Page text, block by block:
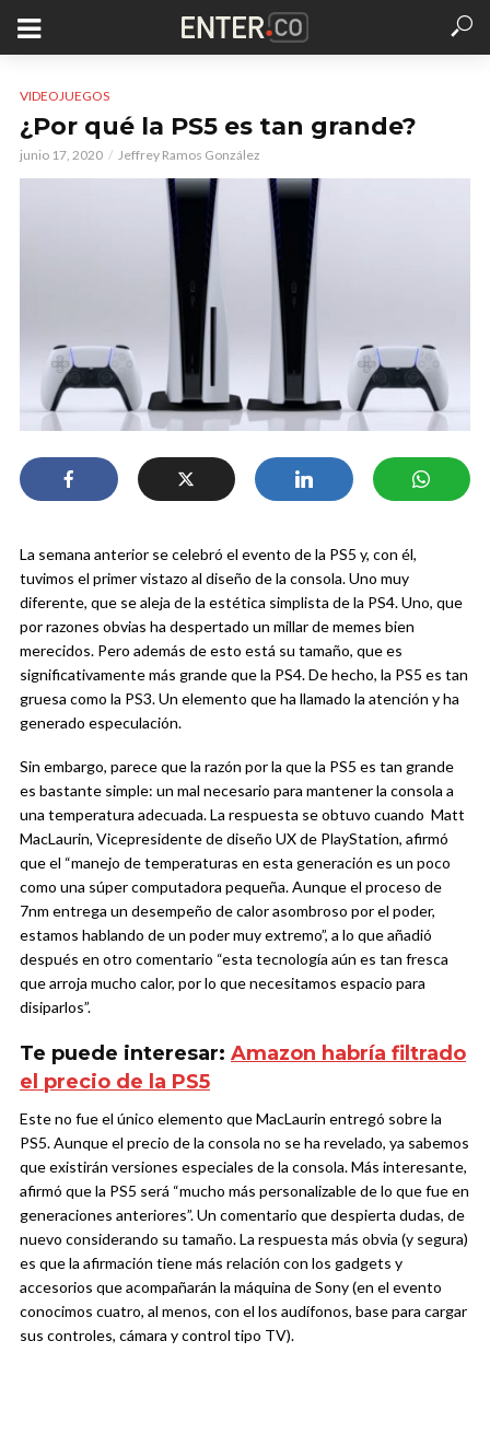
VIDEOJUEGOS
¿Por qué la PS5 es tan grande?
junio 17, 2020 Jeffrey Ramos González
La semana anterior se celebró el evento de la PS5 y, con él,
tuvimos el primer vistazo al diseño de la consola. Uno muy
diferente, que se aleja de la estética simplista de la PS4. Uno, que
por razones obvias ha despertado un millar de memes bien
merecidos. Pero además de esto está su tamaño, que es
significativamente más grande que la PS4. De hecho, la PS5 es tan
gruesa como la PS3. Un elemento que ha llamado la atención y ha
generado especulación.
Sin embargo, parece que la razón por la que la PS5 es tan grande
es bastante simple: un mal necesario para mantener la consola a
una temperatura adecuada. La respuesta se obtuvo cuando Matt
MacLaurin, Vicepresidente de diseño UX de PlayStation, afirmó
que el “manejo de temperaturas en esta generación es un poco
como una súper computadora pequeña. Aunque el proceso de
7nm entrega un desempeño de calor asombroso por el poder,
estamos hablando de un poder muy extremo”, a lo que añadió
después en otro comentario “esta tecnología aún es tan fresca
que arroja mucho calor, por lo que necesitamos espacio para
disiparlos”.
Te puede interesar: Amazon habría filtrado
el precio de la PS5
Este no fue el único elemento que MacLaurin entregó sobre la
PS5. Aunque el precio de la consola no se ha revelado, ya sabemos
que existirán versiones especiales de la consola. Más interesante,
afirmó que la PS5 será “mucho más personalizable de lo que fue en
generaciones anteriores”. Un comentario que despierta dudas, de
nuevo considerando su tamaño. La respuesta más obvia (y segura)
es que la afirmación tiene más relación con los gadgets y
accesorios que acompañarán la máquina de Sony (en el evento
conocimos cuatro, al menos, con el los audífonos, base para cargar
sus controles, cámara y control tipo TV).